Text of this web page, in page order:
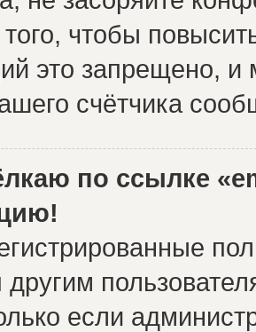
чтобы
это запрещено, и
счётчика
по ссылке
если